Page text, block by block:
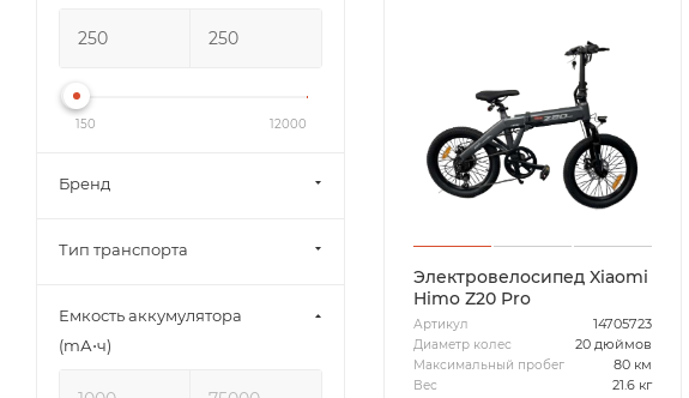
Электровелосипед Xiaomi
Himo Z20 Pro
Артикул 14705723
Диаметр колес 20 дюймов
Максимальный пробег 80 км
Вес 21.6 кг
150 12000
Бренд
Тип транспорта
Емкость аккумулятора
(mА⋅ч)